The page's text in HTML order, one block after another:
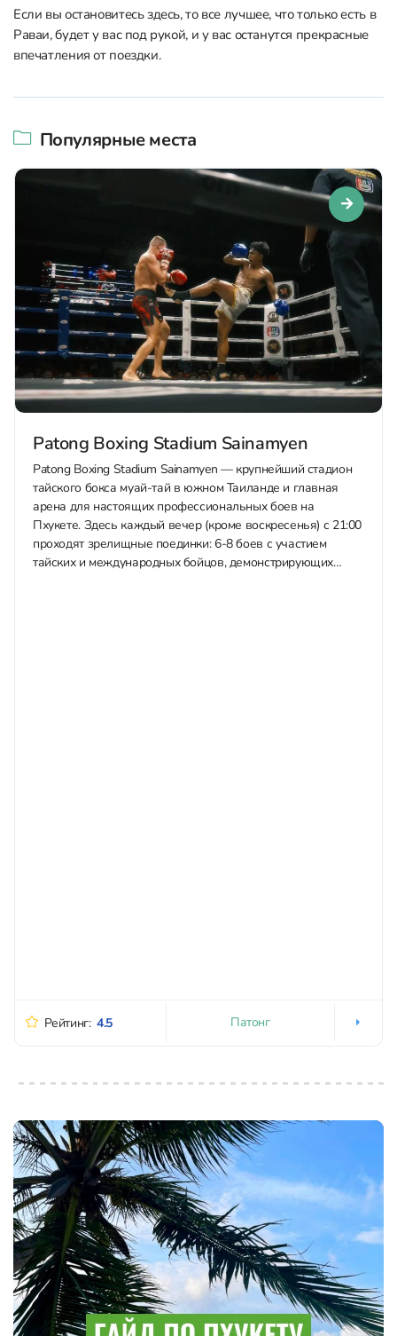
Если вы остановитесь здесь, то все лучшее, что только есть в
Раваи, будет у вас под рукой, и у вас останутся прекрасные
впечатления от поездки.
Популярные места
Patong Boxing Stadium Sainamyen
Patong Boxing Stadium Sainamyen — крупнейший стадион
тайского бокса муай-тай в южном Таиланде и главная
арена для настоящих профессиональных боев на
Пхукете. Здесь каждый вечер (кроме воскресенья) с 21:00
проходят зрелищные поединки: 6-8 боев с участием
тайских и международных бойцов, демонстрирующих
Рейтинг: 4.5 Патонг